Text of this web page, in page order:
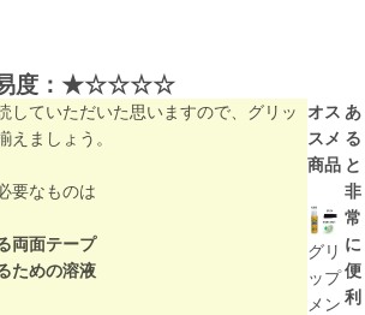
度： ★☆☆☆☆
していただいた思いますので、グリッ
えましょう。
要なものは
両面テープ
ための溶液
オス
スメ
商品
グリ
ップ
メン
あ
る
と
非
常
に
便
利